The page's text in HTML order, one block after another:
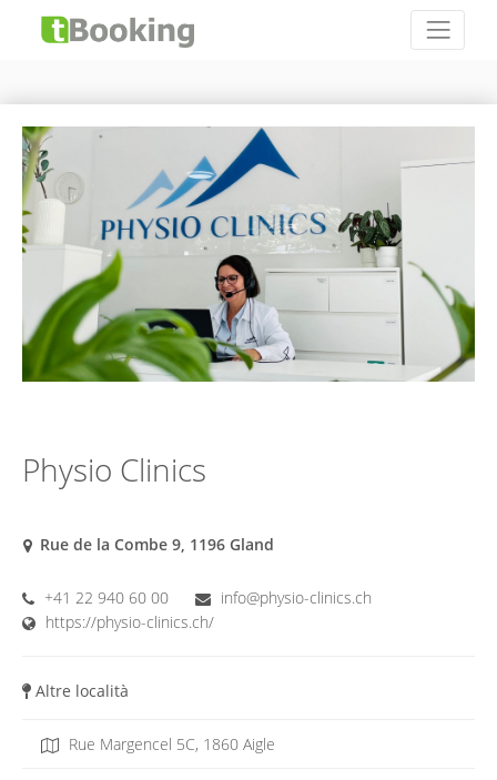
Physio Clinics
Rue de la Combe 9, 1196 Gland
+41 22 940 60 00
info@physio-clinics.ch
https://physio-clinics.ch/
Altre località
Rue Margencel 5C, 1860 Aigle